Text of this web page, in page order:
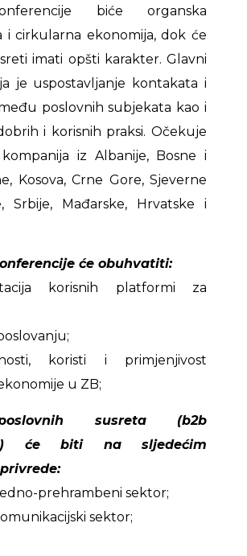
biće organska
i cirkularna ekonomija, dok će
imati opšti karakter. Glavni
je uspostavljanje kontakata i
poslovnih subjekata kao i
i korisnih praksi. Očekuje
iz Albanije, Bosne i
Kosova, Crne Gore, Sjeverne
Srbije, Mađarske, Hrvatske i
će obuhvatiti:
korisnih platformi za
koristi i primjenjivost
u ZB;
susreta (b2b
će biti na sljedećim
prehrambeni sektor;
sektor;